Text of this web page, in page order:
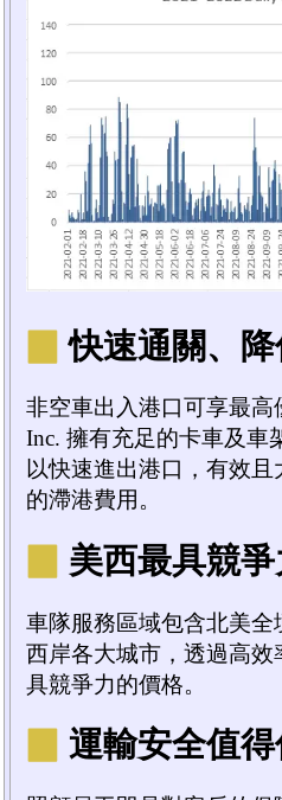
快速通關、
非空車出入港口可享最高
Inc. 擁有充足的卡車及車
以快速進出港口，有效
的滯港費用。
美西最具競爭
車隊服務區域包含北美
西岸各大城市，透過高
具競爭力的價格。
運輸安全值